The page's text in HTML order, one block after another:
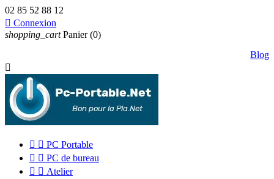
02 85 52 88 12
 Connexion
shopping_cart Panier (0)
Blog

  PC Portable
  PC de bureau
  Atelier